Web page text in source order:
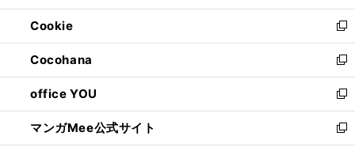
開
く
ウ
で
開
く
ン
ド
ウ
で
開
く
ウ
ィ
ン
ド
ウ
で
開
く
Cookie
新
し
い
ウ
ィ
ン
ド
ウ
Cocohana
新
し
い
ウ
ィ
ン
office YOU
新
し
い
ウ
マンガMee公式サイト
新
し